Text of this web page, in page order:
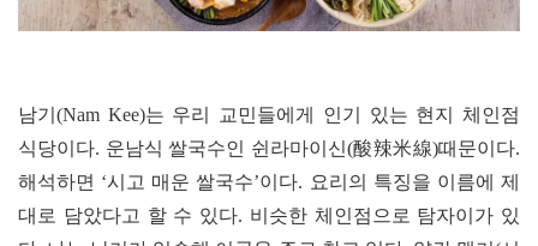
남기(Nam Kee)는 우리 교민들에게 인기 있는 현지 체인점
식당이다. 운남식 쌀국수인 쉰라마이신(酸辣米線)때문이다.
해석하면 ‘시고 매운 쌀국수’이다. 요리의 특징을 이름에 제
대로 담았다고 할 수 있다. 비슷한 체인점으로 탐자이가 있